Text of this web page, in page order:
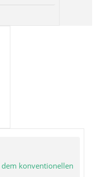
konventionellen